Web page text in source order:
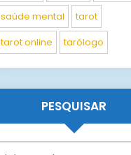
saúde mental tarot
tarot online tarólogo
PESQUISAR